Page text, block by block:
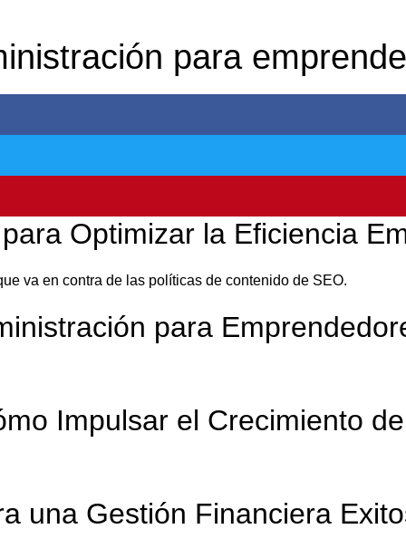
para
Optimizar la Eficiencia
va en contra de las políticas de contenido de SEO.
para
Impulsar el Crecimiento
una Gestión Financiera